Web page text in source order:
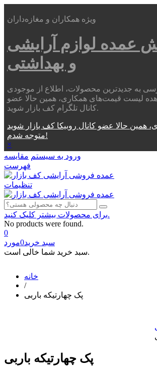
ویژه همکاران و مغازه‌داران
عمده لوازم آرایشی
و بهداشتی
به جدیدترین محصولات، اطلاع از موجودی
لیست قیمت‌های همکاری، همین حالا عضو
کانال تلگرام کف بازار شوید.
همین حالا عضو کانال روبیکا کف بازار شوید
متوجه شدم!
×
ورود به سیستم مقایسه
فهرست
تنظیمات
برای محصولات بیشتر کلیک کنید.
No products were found.
0
سبد خرید0مورد
سبد خرید شما خالی است.
خانه
/
پک چهارتیکه باربی
پک چهارتیکه باربی